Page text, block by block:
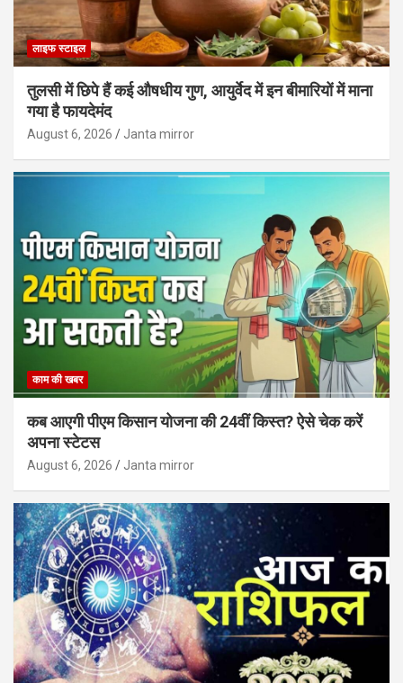
लाइफ स्टाइल
तुलसी में छिपे हैं कई औषधीय गुण, आयुर्वेद में इन बीमारियों में माना
गया है फायदेमंद
August 6, 2026 Janta mirror
काम की खबर
कब आएगी पीएम किसान योजना की 24वीं किस्त? ऐसे चेक करें
अपना स्टेटस
August 6, 2026 Janta mirror